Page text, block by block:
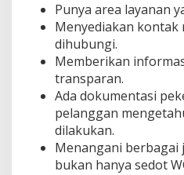
Punya area layanan
Menyediakan kontak
dihubungi.
Memberikan
transparan.
Ada dokumentasi
pelanggan
dilakukan.
Menangani berbagai
bukan hanya sedot